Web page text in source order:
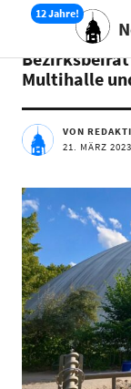
AKTUELLES
Multihalle
VON
21. MÄRZ 2023